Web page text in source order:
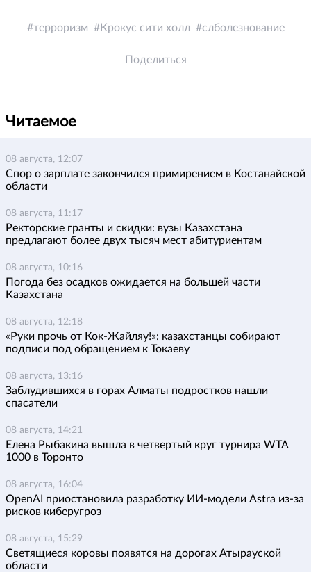
терроризм Крокус сити холл слболезнование
Поделиться
Читаемое
08 августа, 12:07
Спор о зарплате закончился примирением в Костанайской
области
08 августа, 11:17
Ректорские гранты и скидки: вузы Казахстана
предлагают более двух тысяч мест абитуриентам
08 августа, 10:16
Погода без осадков ожидается на большей части
Казахстана
08 августа, 12:18
«Руки прочь от Кок-Жайляу!»: казахстанцы собирают
подписи под обращением к Токаеву
08 августа, 13:16
Заблудившихся в горах Алматы подростков нашли
спасатели
08 августа, 14:21
Елена Рыбакина вышла в четвертый круг турнира WTA
1000 в Торонто
08 августа, 16:04
OpenAI приостановила разработку ИИ-модели Astra из-за
рисков киберугроз
08 августа, 15:29
Светящиеся коровы появятся на дорогах Атырауской
области